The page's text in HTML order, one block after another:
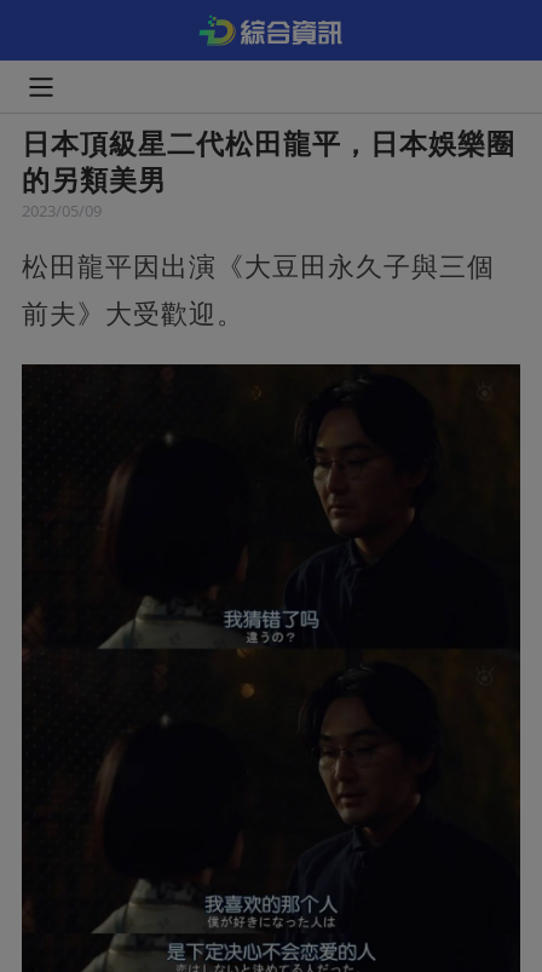
日本頂級星二代松田龍平，日本娛樂圈
的另類美男
2023/05/09
松田龍平因出演《大豆田永久子與三個
前夫》大受歡迎。